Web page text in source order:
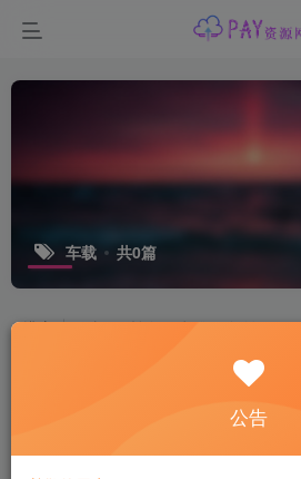
车载 共0篇
排序 更新 浏览 点赞 评论
公告